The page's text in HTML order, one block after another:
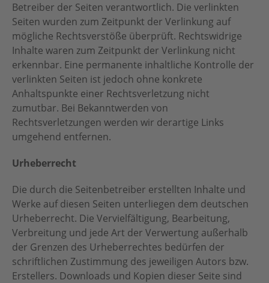
Betreiber der Seiten verantwortlich. Die verlinkten
Seiten wurden zum Zeitpunkt der Verlinkung auf
mögliche Rechtsverstöße überprüft. Rechtswidrige
Inhalte waren zum Zeitpunkt der Verlinkung nicht
erkennbar. Eine permanente inhaltliche Kontrolle der
verlinkten Seiten ist jedoch ohne konkrete
Anhaltspunkte einer Rechtsverletzung nicht
zumutbar. Bei Bekanntwerden von
Rechtsverletzungen werden wir derartige Links
umgehend entfernen.
Urheberrecht
Die durch die Seitenbetreiber erstellten Inhalte und
Werke auf diesen Seiten unterliegen dem deutschen
Urheberrecht. Die Vervielfältigung, Bearbeitung,
Verbreitung und jede Art der Verwertung außerhalb
der Grenzen des Urheberrechtes bedürfen der
schriftlichen Zustimmung des jeweiligen Autors bzw.
Erstellers. Downloads und Kopien dieser Seite sind